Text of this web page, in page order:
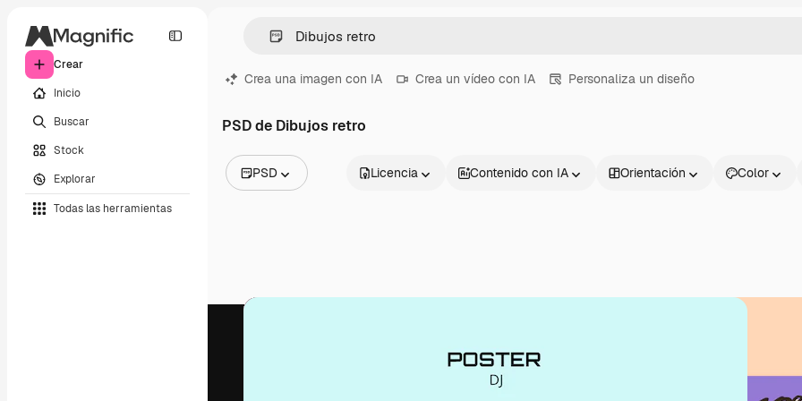
Crear
Inicio
Buscar
Stock
Explorar
Todas las herramientas
Crea una imagen con IA Crea un vídeo con IA Personaliza un diseño
PSD de Dibujos retro
PSD
Vídeos
Licencia Contenido con IA Orientación Color